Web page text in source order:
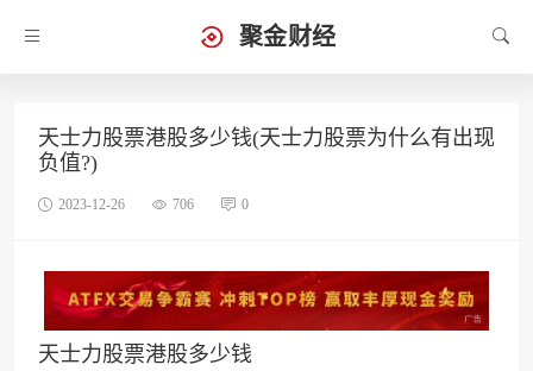
聚金财经
天士力股票港股多少钱(天士力股票为什么有出现
负值?)
2023-12-26 706 0
天士力股票港股多少钱